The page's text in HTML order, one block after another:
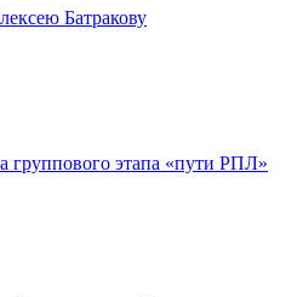
Батракову
группового этапа «пути РПЛ»